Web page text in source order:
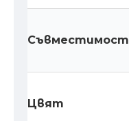
Съвместимост
Цвят